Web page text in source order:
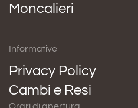
Moncalieri
Informative
Privacy Policy
Cambi e Resi
Orari di apertura